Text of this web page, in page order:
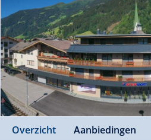
Overzicht Aanbiedingen